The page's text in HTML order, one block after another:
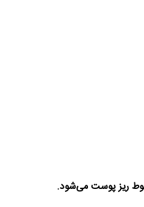
ریز پوست می‌شود.